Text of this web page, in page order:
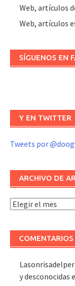
Web, artículos
Web, artículos
SÍGUENOS EN
Y EN TWITTER
Tweets por
ARCHIVO DE
Archivo
COMENTARIOS
y desconocidas